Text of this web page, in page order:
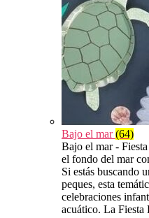
Bajo el mar(64)
Bajo el mar -
el fondo del mar
Si estás buscando
peques, esta
celebraciones
acuático. La Fiesta